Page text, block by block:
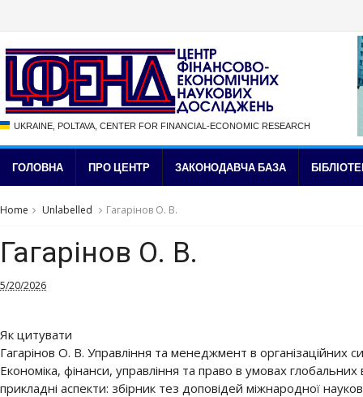
UKRAINE, POLTAVA, CENTER FOR FINANCIAL-ECONOMIC RESEARCH
ГОЛОВНА ПРО ЦЕНТР ЗАКОНОДАВЧА БАЗА
Home Unlabelled Гагарінов О. В.
Гагарінов О. В.
5/20/2026
Як цитувати
Гагарінов О. В. Управління та менеджмент в організаційних
Економіка, фінанси, управління та право в умовах глобальних
прикладні аспекти: збірник тез доповідей міжнародної